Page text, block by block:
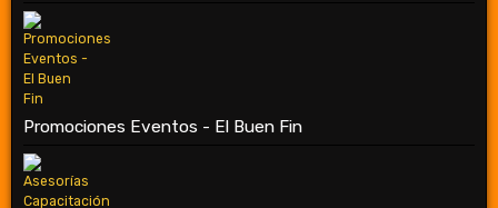
Promociones Eventos - El Buen Fin